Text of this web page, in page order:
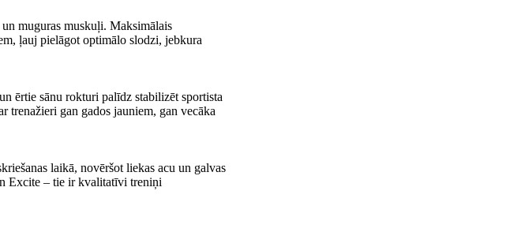
muguras muskuļi. Maksimālais
ļauj pielāgot optimālo slodzi, jebkura
ērtie sānu rokturi palīdz stabilizēt sportista
trenažieri gan gados jauniem, gan vecāka
laikā, novēršot liekas acu un galvas
Excite – tie ir kvalitatīvi treniņi